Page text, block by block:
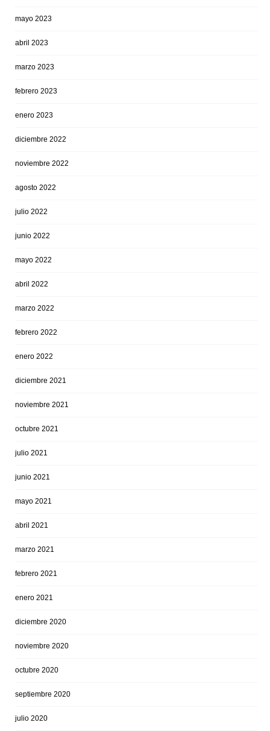
mayo 2023
abril 2023
marzo 2023
febrero 2023
enero 2023
diciembre 2022
noviembre 2022
agosto 2022
julio 2022
junio 2022
mayo 2022
abril 2022
marzo 2022
febrero 2022
enero 2022
diciembre 2021
noviembre 2021
octubre 2021
julio 2021
junio 2021
mayo 2021
abril 2021
marzo 2021
febrero 2021
enero 2021
diciembre 2020
noviembre 2020
octubre 2020
septiembre 2020
julio 2020